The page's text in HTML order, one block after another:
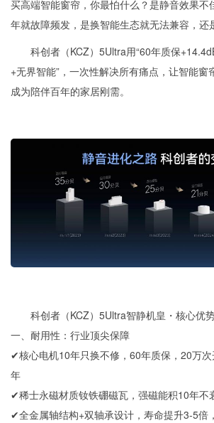
买高端智能窗帘，你最怕什么？是静音效果不
年就故障频发，是换智能生态就无法兼容，还
科创者（KCZ）5Ultra用“60年质保
+无界智能”，一次性解决所有痛点，让智能窗
成为陪伴百年的家居刚需。
科创者（KCZ）5Ultra智静机皇・核心优
一、耐用性：行业顶尖保障
✔核心电机10年只换不修，60年质保，20万
年
✔稀士永磁材质钕铁硼磁瓦，强磁能积10年不
✔全金属轴结构+双轴承设计，寿命提升3-5倍